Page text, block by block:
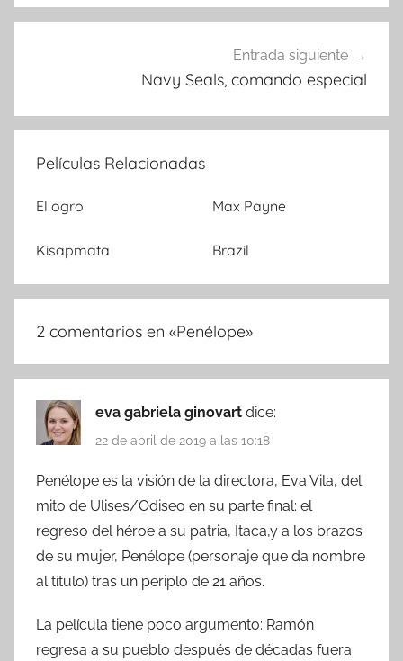
entradas
Entrada siguiente
Navy Seals, comando especial
Películas Relacionadas
El ogro Max Payne
Kisapmata Brazil
2 comentarios en «Penélope»
eva gabriela ginovart dice:
22 de abril de 2019 a las 10:18
Penélope es la visión de la directora, Eva Vila, del
mito de Ulises/Odiseo en su parte final: el
regreso del héroe a su patria, Ítaca,y a los brazos
de su mujer, Penélope (personaje que da nombre
al título) tras un periplo de 21 años.
La película tiene poco argumento: Ramón
regresa a su pueblo después de décadas fuera